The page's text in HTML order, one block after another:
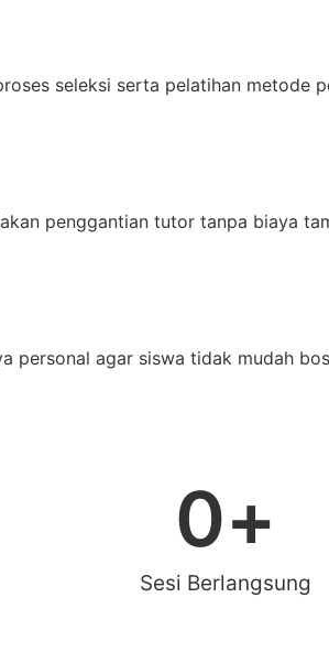
seleksi serta pelatihan metode
penggantian tutor tanpa biaya
personal agar siswa tidak mudah
Sesi Berlangsung
0+